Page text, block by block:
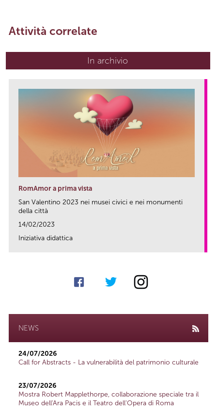
Attività correlate
In archivio
RomAmor a prima vista
San Valentino 2023 nei musei civici e nei monumenti
della città
14/02/2023
Iniziativa didattica
NEWS
24/07/2026
Call for Abstracts - La vulnerabilità del patrimonio culturale
23/07/2026
Mostra Robert Mapplethorpe, collaborazione speciale tra il
Museo dell'Ara Pacis e il Teatro dell'Opera di Roma